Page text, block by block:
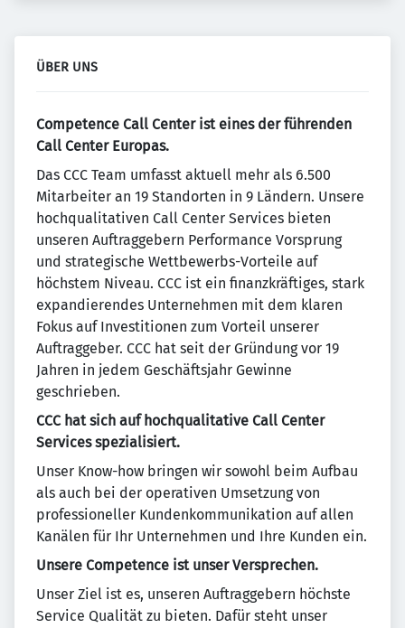
ÜBER UNS
Competence Call Center ist eines der führenden
Call Center Europas.
Das CCC Team umfasst aktuell mehr als 6.500
Mitarbeiter an 19 Standorten in 9 Ländern. Unsere
hochqualitativen Call Center Services bieten
unseren Auftraggebern Performance Vorsprung
und strategische Wettbewerbs-Vorteile auf
höchstem Niveau. CCC ist ein finanzkräftiges, stark
expandierendes Unternehmen mit dem klaren
Fokus auf Investitionen zum Vorteil unserer
Auftraggeber. CCC hat seit der Gründung vor 19
Jahren in jedem Geschäftsjahr Gewinne
geschrieben.
CCC hat sich auf hochqualitative Call Center
Services spezialisiert.
Unser Know-how bringen wir sowohl beim Aufbau
als auch bei der operativen Umsetzung von
professioneller Kundenkommunikation auf allen
Kanälen für Ihr Unternehmen und Ihre Kunden ein.
Unsere Competence ist unser Versprechen.
Unser Ziel ist es, unseren Auftraggebern höchste
Service Qualität zu bieten. Dafür steht unser